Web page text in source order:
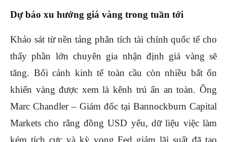
Dự báo xu hướng giá vàng trong tuần tới
Khảo sát từ nền tảng phân tích tài chính quốc tế cho
thấy phần lớn chuyên gia nhận định giá vàng sẽ
tăng. Bối cảnh kinh tế toàn cầu còn nhiều bất ổn
khiến vàng được xem là kênh trú ẩn an toàn. Ông
Marc Chandler – Giám đốc tại Bannockburn Capital
Markets cho rằng đồng USD yếu, dữ liệu việc làm
kém tích cực và kỳ vọng Fed giảm lãi suất đã tạo